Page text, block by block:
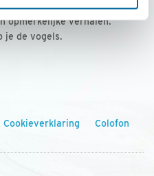
onze leden, met
opmerkelijke verhalen.
je de vogels.
Cookieverklaring Colofon